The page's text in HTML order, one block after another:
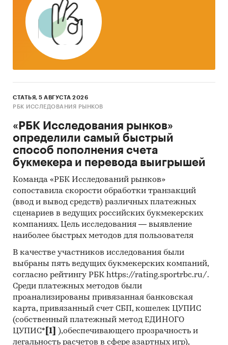
нашей страны увеличивается и потенциальная
аудитория пользователей электронных
платежных систем.
Сейчас сокращается доля пользователей
платежных терминалов и мобильных
платежей, одновременно с этим возрастает
количество транзакций, проводимых с
помощью электронных платежных систем. На
данный момент объем рынка оценивается
экспертами в 70 млрд. руб., однако в
ближайшие годы темпы роста рынка ЭПС
изменятся несильно: аналитики ГК Step by
Step прогнозируют снижение темпов данного
рынка до 30-32% к 2015 году, что все равно
является достаточно высоким показателем.
Географические особенности Российской
Федерации делают рынок ЭПС достаточно
привлекательным: пользователи сети
Интернет из отдаленных регионов нашей
страны достаточно часто делают заказ товаров
через интернет-магазины, при этом не стоит
ожидать того, что товары будут «равномерно»
распределяться по территории страны и
ассортимент будет совершенно идентичным в
крупных городах и сельских местностях.
Количество пользователей электронных
платежных систем растет из года в год, но при
СТАТЬЯ, 5 АВГУСТА 2026
РБК ИССЛЕДОВАНИЯ РЫНКОВ
«РБК Исследования рынков»
определили самый быстрый
способ пополнения счета
букмекера и перевода выигрышей
Команда «РБК Исследований рынков»
сопоставила скорости обработки транзакций
(ввод и вывод средств) различных платежных
сценариев в ведущих российских букмекерских
компаниях. Цель исследования — выявление
наиболее быстрых методов для пользователя
В качестве участников исследования были
выбраны пять ведущих букмекерских компаний,
согласно рейтингу РБК https://rating.sportrbc.ru/.
Среди платежных методов были
проанализированы привязанная банковская
карта, привязанный счет СБП, кошелек ЦУПИС
(собственный платежный метод ЕДИНОГО
ЦУПИС* [1]
),обеспечивающего прозрачность и
легальность расчетов в сфере азартных игр),